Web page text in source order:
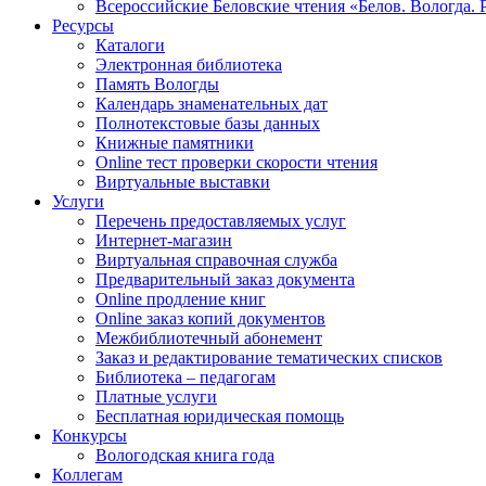
Всероссийские Беловские чтения «Белов. Вологда.
Ресурсы
Каталоги
Электронная библиотека
Память Вологды
Календарь знаменательных дат
Полнотекстовые базы данных
Книжные памятники
Online тест проверки скорости чтения
Виртуальные выставки
Услуги
Перечень предоставляемых услуг
Интернет-магазин
Виртуальная справочная служба
Предварительный заказ документа
Online продление книг
Online заказ копий документов
Межбиблиотечный абонемент
Заказ и редактирование тематических списков
Библиотека – педагогам
Платные услуги
Бесплатная юридическая помощь
Конкурсы
Вологодская книга года
Коллегам